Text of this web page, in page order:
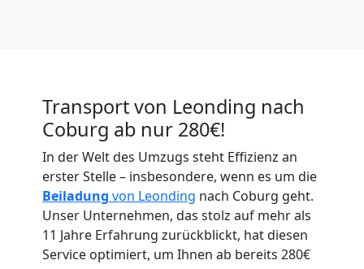
Transport von Leonding nach
Coburg ab nur 280€!
In der Welt des Umzugs steht Effizienz an
erster Stelle – insbesondere, wenn es um die
Beiladung von Leonding nach Coburg geht.
Unser Unternehmen, das stolz auf mehr als
11 Jahre Erfahrung zurückblickt, hat diesen
Service optimiert, um Ihnen ab bereits 280€
Umzugshelfer